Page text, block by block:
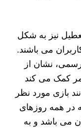
نیز به شکل
می باشند.
نشان از
کمک می کند
بازی مورد نظر
در همه روزهای
می باشد و به